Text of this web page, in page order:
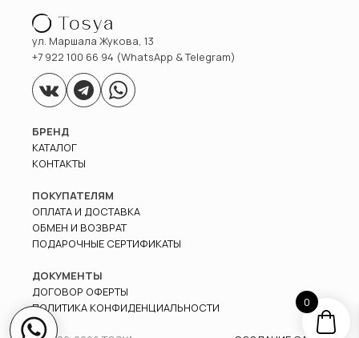
ул. Маршала Жукова, 13
+7 922 100 66 94 (WhatsApp & Telegram)
БРЕНД
КАТАЛОГ
КОНТАКТЫ
ПОКУПАТЕЛЯМ
ОПЛАТА И ДОСТАВКА
ОБМЕН И ВОЗВРАТ
ПОДАРОЧНЫЕ СЕРТИФИКАТЫ
ДОКУМЕНТЫ
ДОГОВОР ОФЕРТЫ
ПОЛИТИКА КОНФИДЕНЦИАЛЬНОСТИ
0